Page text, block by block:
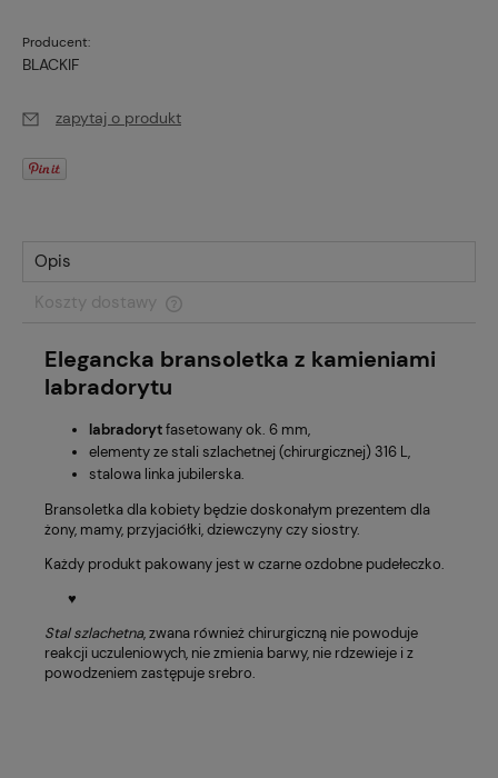
Producent:
BLACKIF
zapytaj o produkt
Opis
Koszty dostawy
Cena nie zawiera ewentualnych kosztów płatności
Elegancka bransoletka z kamieniami
labradorytu
labradorytfasetowany ok. 6 mm,
elementy ze stali szlachetnej (chirurgicznej) 316 L,
stalowa linka jubilerska.
Bransoletka dla kobiety będzie doskonałym prezentem dla
żony, mamy, przyjaciółki, dziewczyny czy siostry.
Każdy produkt pakowany jest w czarne ozdobne pudełeczko.
♥
Stal szlachetna, zwana również chirurgiczną nie powoduje
reakcji uczuleniowych, nie zmienia barwy, nie rdzewieje i z
powodzeniem zastępuje srebro.